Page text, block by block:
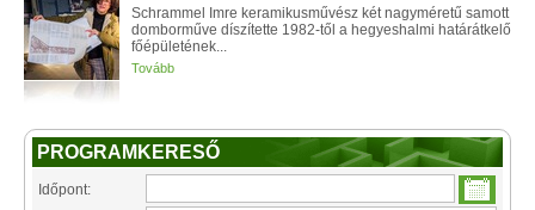
Schrammel Imre keramikusművész két nagyméretű samott
domborműve díszítette 1982-től a hegyeshalmi határátkelő
főépületének...
Tovább
PROGRAMKERESŐ
Időpont: